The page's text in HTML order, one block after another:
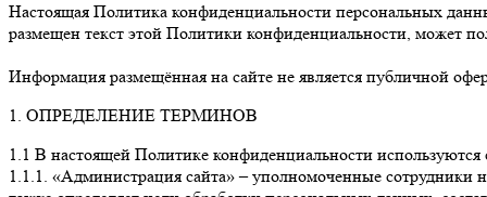
Настоящая Политика конфиденциальности персональных
размещен текст этой Политики конфиденциальности, может
Информация размещённая на сайте не является публичной
1. ОПРЕДЕЛЕНИЕ ТЕРМИНОВ
1.1 В настоящей Политике конфиденциальности
1.1.1. «Администрация сайта» – уполномоченные сотрудники